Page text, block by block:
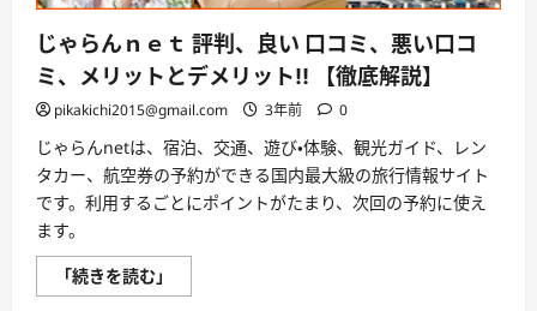
コ
ミ、
メ
リ
ッ
と
メ
リ
ッ
ト
は
な
【徹
じゃらんｎｅｔ 評判、良い 口コミ、悪い口コ
ミ、メリットとデメリット!! 【徹底解説】
pikakichi2015@gmail.com 3年前 0
じゃらんnetは、宿泊、交通、遊び・体験、観光ガイド、レン
タカー、航空券の予約ができる国内最大級の旅行情報サイト
です。利用するごとにポイントがたまり、次回の予約に使え
ます。
「続きを読む」
ゃ